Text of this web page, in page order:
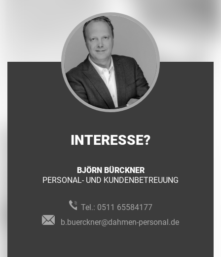
INTERESSE?
BJÖRN BÜRCKNER
PERSONAL- UND KUNDENBETREUUNG
Tel.: 0511 65584177
b.buerckner@dahmen-personal.de